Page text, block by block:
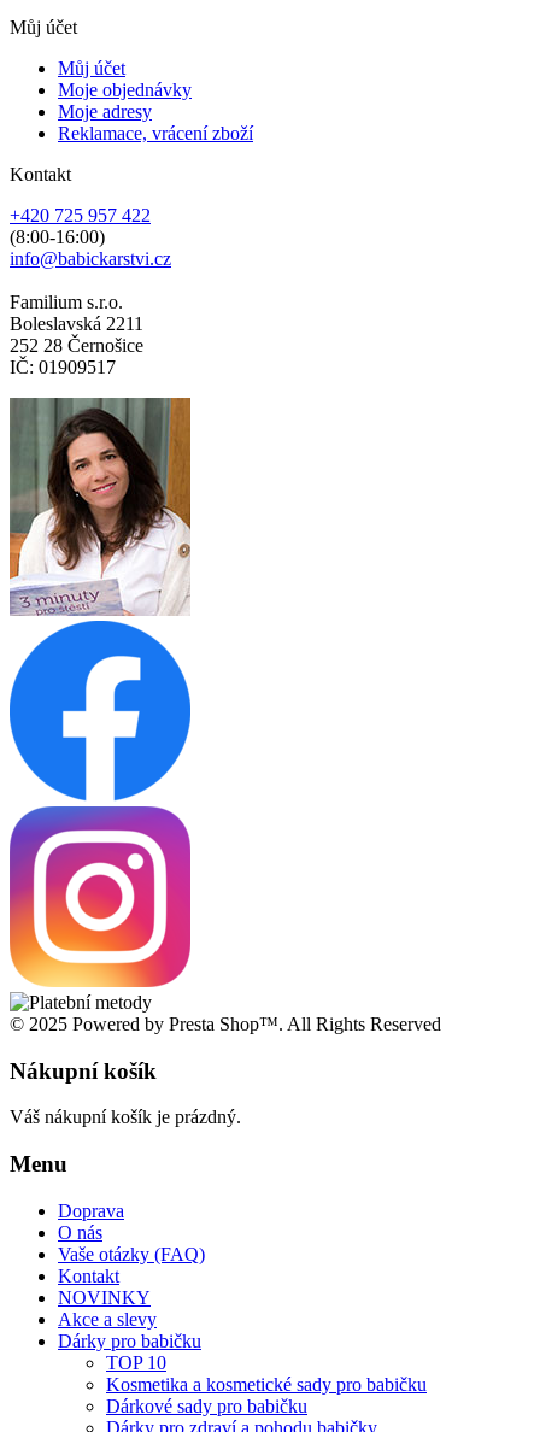
Můj účet
Můj účet
Moje objednávky
Moje adresy
Reklamace, vrácení zboží
Kontakt
+420 725 957 422
(8:00-16:00)
info@babickarstvi.cz
Familium s.r.o.
Boleslavská 2211
252 28 Černošice
IČ: 01909517
© 2025 Powered by Presta Shop™. All Rights Reserved
Nákupní košík
Váš nákupní košík je prázdný.
Menu
Doprava
O nás
Vaše otázky (FAQ)
Kontakt
NOVINKY
Akce a slevy
Dárky pro babičku
TOP 10
Kosmetika a kosmetické sady pro babičku
Dárkové sady pro babičku
Dárky pro zdraví a pohodu babičky